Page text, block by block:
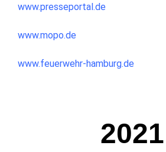
www.presseportal.de
www.mopo.de
www.feuerwehr-hamburg.de
2021